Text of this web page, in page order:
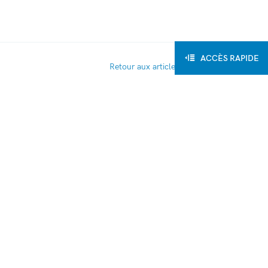
Retour aux articles
ACCÈS RAPIDE